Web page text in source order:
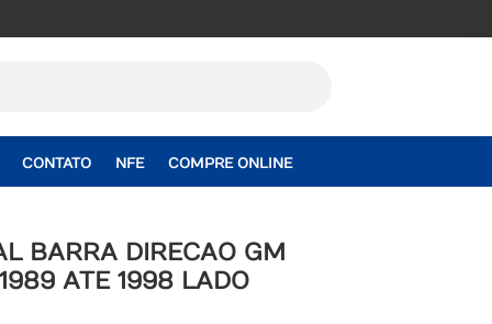
CONTATO NFE COMPRE ONLINE
BARRA DIRECAO GM
ATE 1998 LADO